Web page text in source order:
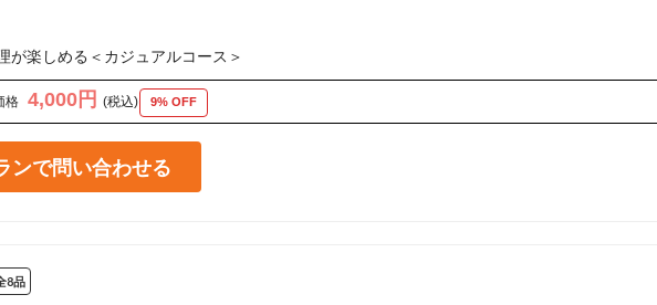
が楽しめる＜カジュアルコース＞
格 4,000円 (税込) 9% OFF
ンで問い合わせる
8品